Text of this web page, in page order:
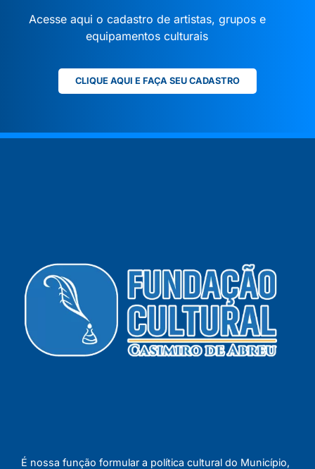
Acesse aqui o cadastro de artistas, grupos e
equipamentos culturais
CLIQUE AQUI E FAÇA SEU CADASTRO
É nossa função formular a política cultural do Município,